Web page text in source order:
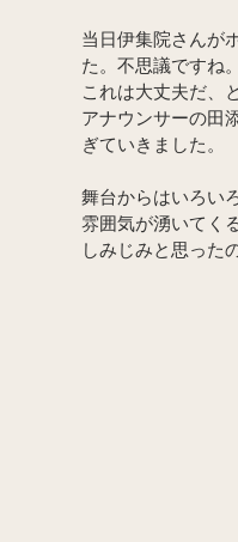
当日伊集院さんが
た。不思議ですね。
これは大丈夫だ、
アナウンサーの田
ぎていきました。
舞台からはいろい
雰囲気が湧いてく
しみじみと思った